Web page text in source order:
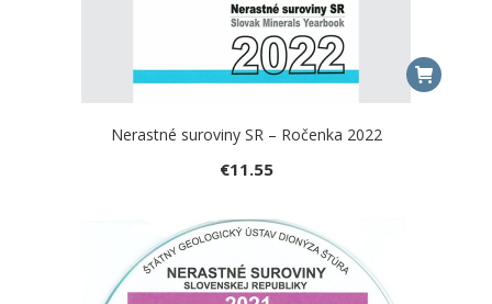
Nerastné suroviny SR – Ročenka 2022
€11.55